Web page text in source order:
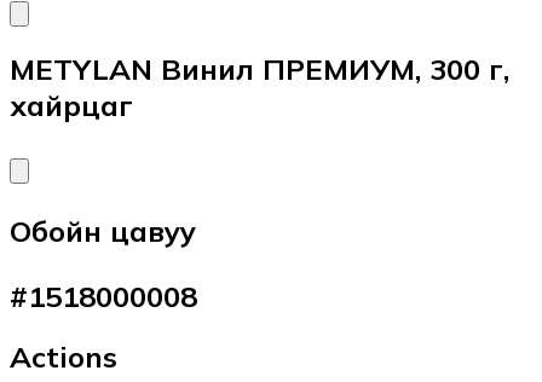
METYLAN Винил ПРЕМИУМ, 300 г,
хайрцаг
Обойн цавуу
#1518000008
Actions